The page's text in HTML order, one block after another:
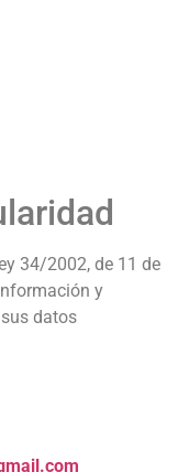
34/2002, de 11 de
y
datos